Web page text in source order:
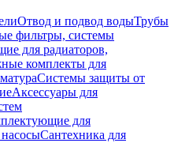
Отвод и подвод водыТрубы
фильтры, системы
для радиаторов,
комплекты для
Системы защиты от
Аксессуары для
для
Сантехника для